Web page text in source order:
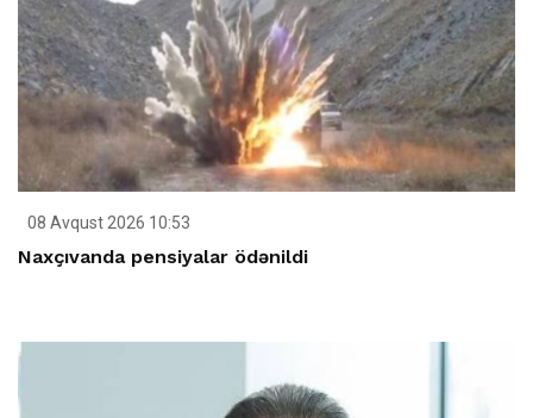
08 Avqust 2026 10:53
Naxçıvanda pensiyalar ödənildi